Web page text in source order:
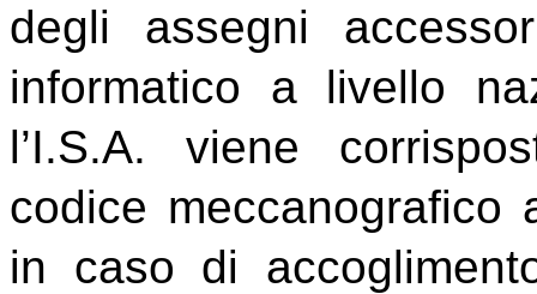
degli assegni
informatico a livello
l’I.S.A. viene
codice meccanografico
in caso di